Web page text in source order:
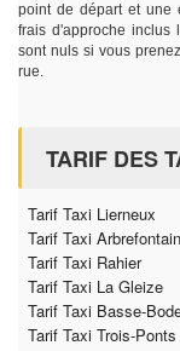
point de départ et une
frais d'approche inclus
sont nuls si vous
rue.
TARIF DES
Tarif Taxi Lierneux
Tarif Taxi
Tarif Taxi Rahier
Tarif Taxi La Gleize
Tarif Taxi Basse-
Tarif Taxi Trois-Ponts